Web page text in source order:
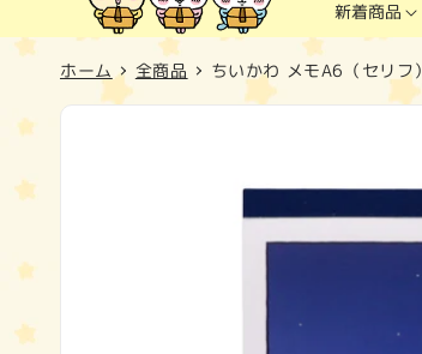
新着商品
ホーム 全商品 ちいかわ メモA6（セリフ）